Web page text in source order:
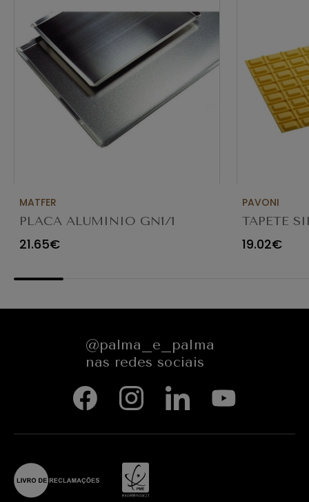
MATFER
PLACA ALUMINIO GN1/1
21.65€
PAVONI
TAPETE
25X19CM
19.02€
@palma_e_palma
nas redes sociais